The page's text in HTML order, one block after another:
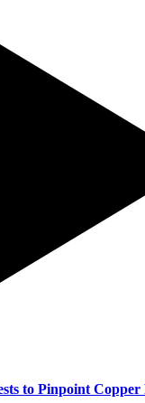
to Pinpoint Copper